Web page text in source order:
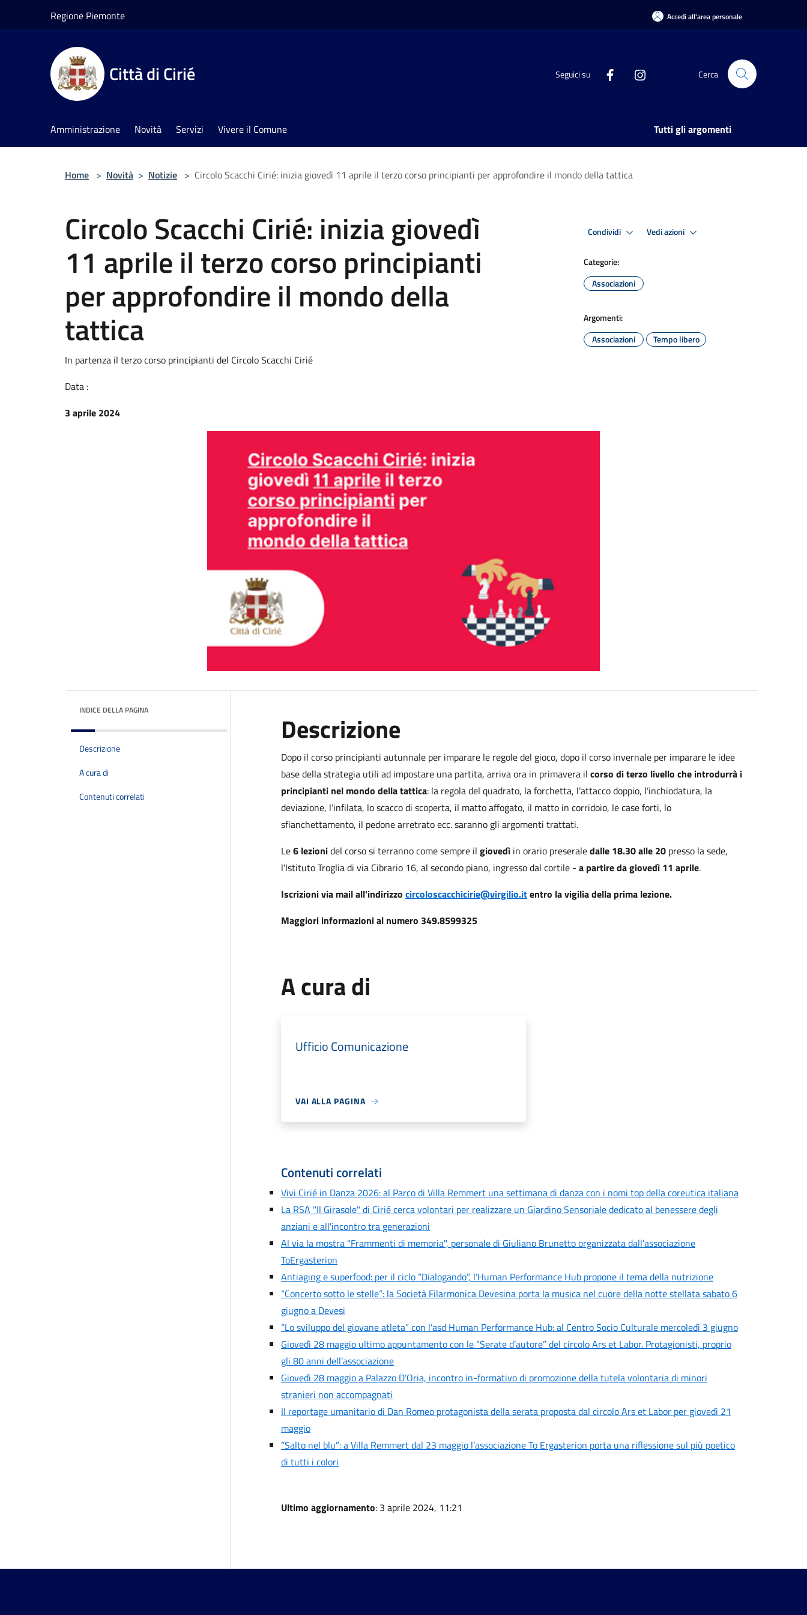
Regione Piemonte Accedi all'area personale
Città di Cirié Seguici su Cerca
Amministrazione Novità Servizi Vivere il Comune Tutti gli argomenti
Home > Novità > Notizie > Circolo Scacchi Cirié: inizia giovedì 11 aprile il terzo corso principianti per approfondire il mondo della tattica
Circolo Scacchi Cirié: inizia giovedì
11 aprile il terzo corso principianti
per approfondire il mondo della
tattica
In partenza il terzo corso principianti del Circolo Scacchi Cirié
Data :
3 aprile 2024
Condividi Vedi azioni
Categorie:
Associazioni
Argomenti:
Associazioni
Tempo libero
INDICE DELLA PAGINA
Descrizione
A cura di
Contenuti correlati
Descrizione
Dopo il corso principianti autunnale per imparare le regole del gioco, dopo il corso invernale per imparare le idee
base della strategia utili ad impostare una partita, arriva ora in primavera il corso di terzo livello che introdurrà i
principianti nel mondo della tattica: la regola del quadrato, la forchetta, l’attacco doppio, l’inchiodatura, la
deviazione, l’infilata, lo scacco di scoperta, il matto affogato, il matto in corridoio, le case forti, lo
sfianchettamento, il pedone arretrato ecc. saranno gli argomenti trattati.
Le6 lezionidel corso si terranno come sempre il giovedìin orario preseraledalle 18.30 alle 20presso la sede,
l'Istituto Troglia di via Cibrario 16, al secondo piano, ingresso dal cortile - a partire da giovedì 11 aprile.
Iscrizioni via mail all'indirizzo circoloscacchicirie@virgilio.itentro la vigilia della prima lezione.
Maggiori informazioni al numero 349.8599325
A cura di
Ufficio Comunicazione
VAI ALLA PAGINA
Contenuti correlati
Vivi Cirié in Danza 2026: al Parco di Villa Remmert una settimana di danza con i nomi top della coreutica italiana
La RSA "Il Girasole" di Cirié cerca volontari per realizzare un Giardino Sensoriale dedicato al benessere degli
anziani e all'incontro tra generazioni
Al via la mostra "Frammenti di memoria", personale di Giuliano Brunetto organizzata dall’associazione
ToErgasterion
Antiaging e superfood: per il ciclo “Dialogando”, l’Human Performance Hub propone il tema della nutrizione
“Concerto sotto le stelle”: la Società Filarmonica Devesina porta la musica nel cuore della notte stellata sabato 6
giugno a Devesi
“Lo sviluppo del giovane atleta” con l’asd Human Performance Hub: al Centro Socio Culturale mercoledì 3 giugno
Giovedì 28 maggio ultimo appuntamento con le “Serate d’autore” del circolo Ars et Labor. Protagionisti, proprio
gli 80 anni dell’associazione
Giovedì 28 maggio a Palazzo D’Oria, incontro in-formativo di promozione della tutela volontaria di minori
stranieri non accompagnati
Il reportage umanitario di Dan Romeo protagonista della serata proposta dal circolo Ars et Labor per giovedì 21
maggio
“Salto nel blu”: a Villa Remmert dal 23 maggio l’associazione To Ergasterion porta una riflessione sul più poetico
di tutti i colori
Ultimo aggiornamento: 3 aprile 2024, 11:21